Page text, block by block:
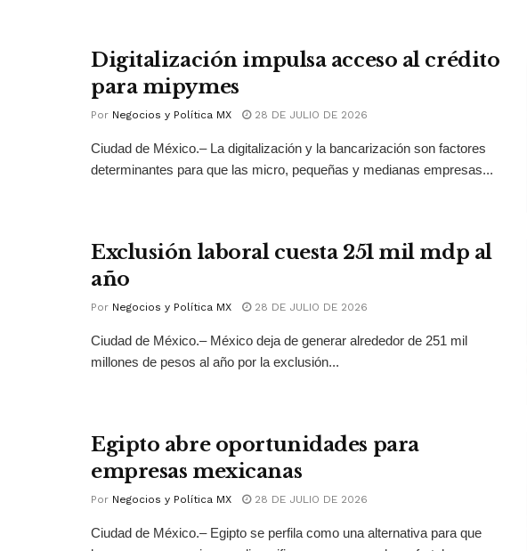
Digitalización impulsa acceso al crédito
para mipymes
Por Negocios y Política MX 28 DE JULIO DE 2026
Ciudad de México.– La digitalización y la bancarización son factores
determinantes para que las micro, pequeñas y medianas empresas...
Exclusión laboral cuesta 251 mil mdp al
año
Por Negocios y Política MX 28 DE JULIO DE 2026
Ciudad de México.– México deja de generar alrededor de 251 mil
millones de pesos al año por la exclusión...
Egipto abre oportunidades para
empresas mexicanas
Por Negocios y Política MX 28 DE JULIO DE 2026
Ciudad de México.– Egipto se perfila como una alternativa para que